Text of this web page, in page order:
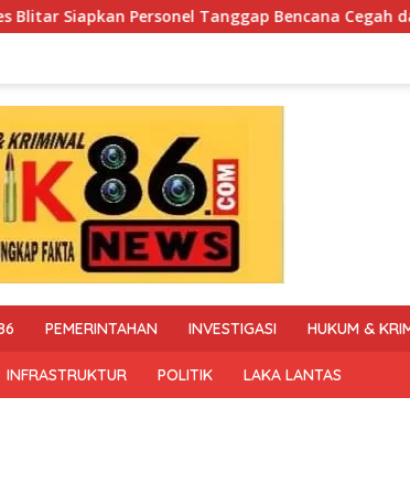
Bencana Cegah dan Tangani Karhutla
PEMERINTAHAN INVESTIGASI HUKUM &
INFRASTRUKTUR POLITIK LAKA LANTAS